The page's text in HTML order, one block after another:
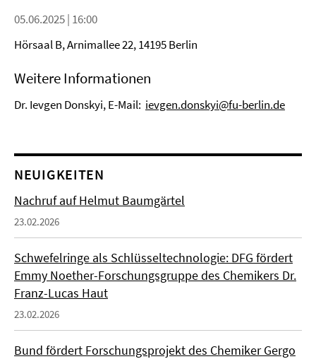
05.06.2025 | 16:00
Hörsaal B, Arnimallee 22, 14195 Berlin
Weitere Informationen
Dr. Ievgen Donskyi, E-Mail: ievgen.donskyi@fu-berlin.de
NEUIGKEITEN
Nachruf auf Helmut Baumgärtel
23.02.2026
Schwefelringe als Schlüsseltechnologie: DFG fördert
Emmy Noether-Forschungsgruppe des Chemikers Dr.
Franz-Lucas Haut
23.02.2026
Bund fördert Forschungsprojekt des Chemiker Gergo